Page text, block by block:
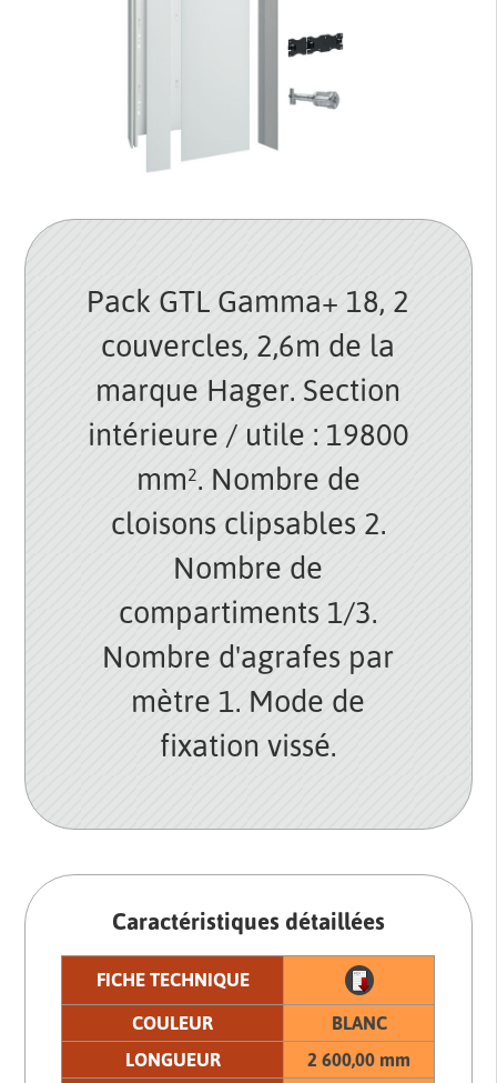
Pack GTL Gamma+ 18, 2
couvercles, 2,6m de la
marque Hager. Section
intérieure / utile : 19800
mm². Nombre de
cloisons clipsables 2.
Nombre de
compartiments 1/3.
Nombre d'agrafes par
mètre 1. Mode de
fixation vissé.
Caractéristiques détaillées
FICHE TECHNIQUE
COULEUR
BLANC
LONGUEUR
2 600,00 mm